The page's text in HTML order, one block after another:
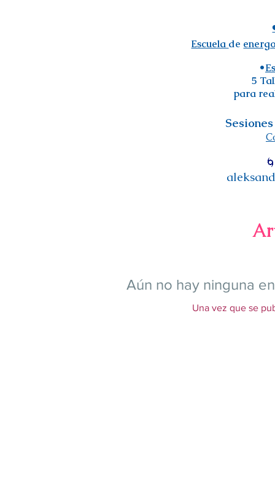
Escuela de
•
5
para
Aún no hay ninguna
Una vez que se